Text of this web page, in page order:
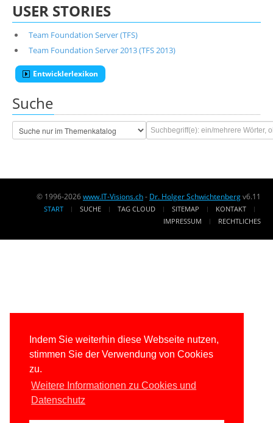
Indem Sie weiterhin diese Webseite nutzen,
stimmen Sie der Verwendung von Cookies
zu.
Weitere Informationen zu Cookies und
Datenschutz
USER STORIES
Team Foundation Server (TFS)
Team Foundation Server 2013 (TFS 2013)
Entwicklerlexikon
Suche
© 1996-2026www.IT-Visions.ch- Dr. Holger Schwichtenbergv6.11
START SUCHE TAG CLOUD SITEMAP
KONTAKT
IMPRESSUM
RECHTLICHES